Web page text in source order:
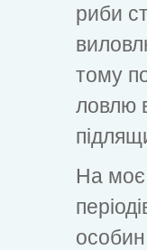
риби
тому
ловлю
На моє